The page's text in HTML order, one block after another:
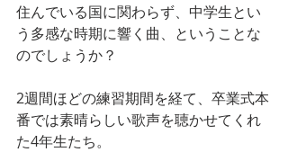
住んでいる国に関わらず、中学生とい
う多感な時期に響く曲、ということな
のでしょうか？
2週間ほどの練習期間を経て、卒業式本
番では素晴らしい歌声を聴かせてくれ
た4年生たち。